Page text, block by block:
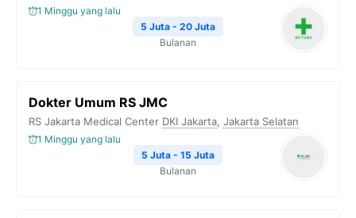
1 Minggu yang lalu
5 Juta - 20 Juta
Bulanan
Dokter Umum RS JMC
RS Jakarta Medical Center DKI Jakarta, Jakarta Selatan
1 Minggu yang lalu
5 Juta - 15 Juta
Bulanan